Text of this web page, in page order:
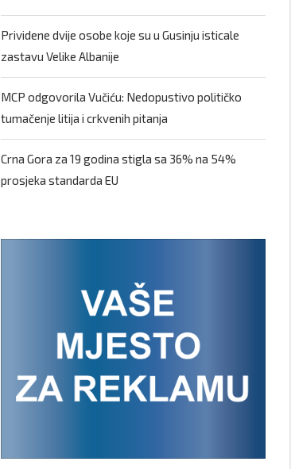
Prividene dvije osobe koje su u Gusinju isticale
zastavu Velike Albanije
MCP odgovorila Vučiću: Nedopustivo političko
tumačenje litija i crkvenih pitanja
Crna Gora za 19 godina stigla sa 36% na 54%
prosjeka standarda EU